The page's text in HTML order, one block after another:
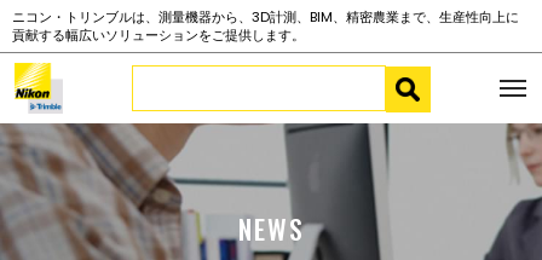
ニコン・トリンブルは、測量機器から、3D計測、BIM、精密農業まで、生産性向上に
貢献する幅広いソリューションをご提供します。
NEWS